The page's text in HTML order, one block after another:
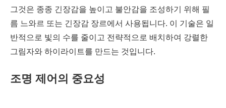
그것은 종종 긴장감을 높이고 불안감을 조성하기 위해 필
름 느와르 또는 긴장감 장르에서 사용됩니다. 이 기술은 일
반적으로 빛의 수를 줄이고 전략적으로 배치하여 강렬한
그림자와 하이라이트를 만드는 것입니다.
조명 제어의 중요성